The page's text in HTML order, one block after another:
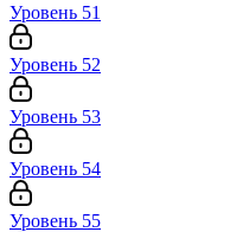
Уровень 51
Уровень 52
Уровень 53
Уровень 54
Уровень 55